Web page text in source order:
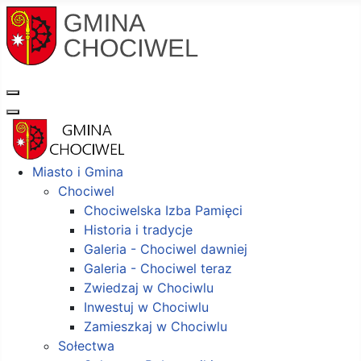
Miasto i Gmina
Chociwel
Chociwelska Izba Pamięci
Historia i tradycje
Galeria - Chociwel dawniej
Galeria - Chociwel teraz
Zwiedzaj w Chociwlu
Inwestuj w Chociwlu
Zamieszkaj w Chociwlu
Sołectwa